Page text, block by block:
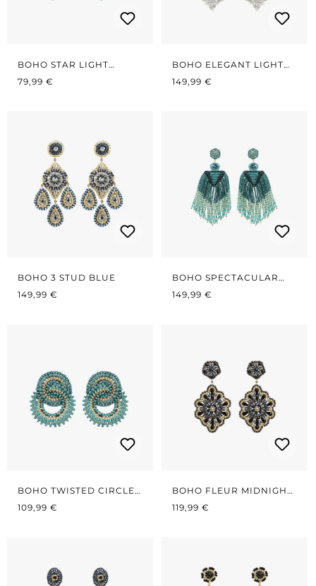
BOHO STAR LIGHT
TURQUOISE
REGULÄRER PREIS:
79,99 €
BOHO ELEGANT LIGHT
BLUE
REGULÄRER PREIS:
149,99 €
BOHO 3 STUD BLUE
REGULÄRER PREIS:
149,99 €
BOHO SPECTACULAR
PETROL
REGULÄRER PREIS:
149,99 €
BOHO TWISTED CIRCLES
PETROL
REGULÄRER PREIS:
109,99 €
BOHO FLEUR MIDNIGHT
BLUE
REGULÄRER PREIS:
119,99 €